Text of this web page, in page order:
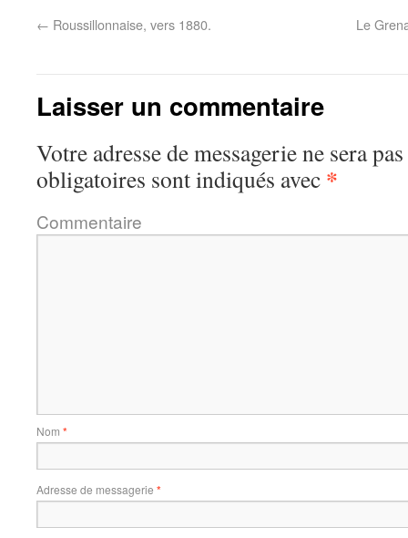
← Roussillonnaise, vers 1880. Le
Laisser un commentaire
Votre adresse de messagerie ne sera
obligatoires sont indiqués avec *
Commentaire
Nom *
Adresse de messagerie *